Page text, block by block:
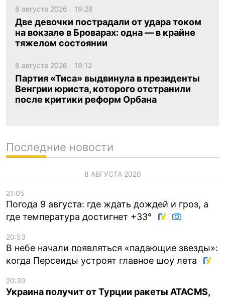
8 августа 2026 19:28
Две девочки пострадали от удара током
на вокзале в Броварах: одна — в крайне
тяжелом состоянии
8 августа 2026 19:12
Партия «Тиса» выдвинула в президенты
Венгрии юриста, которого отстранили
после критики реформ Орбана
Последние новости
8 АВГУСТА 2026
21:05
Погода 9 августа: где ждать дождей и гроз, а
где температура достигнет +33°
20:53
В небе начали появляться «падающие звезды»:
когда Персеиды устроят главное шоу лета
20:39
Украина получит от Турции ракеты ATACMS,